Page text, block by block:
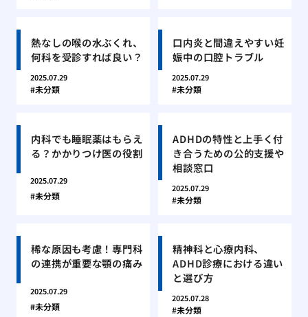
熱なしの喉の水ぶくれ、
何科を受診すれば良い？
2025.07.29
未分類
口内炎と間違えやすい妊
娠中の口腔トラブル
2025.07.29
未分類
内科でも睡眠薬はもらえ
る？かかりつけ医の役割
2025.07.29
未分類
ADHDの特性と上手く付
き合うための公的支援や
相談窓口
2025.07.29
未分類
稀な原因も考慮！専門科
の連携が重要な顎の痛み
2025.07.29
未分類
精神科と心療内科、
ADHD診療における違い
と選び方
2025.07.28
未分類